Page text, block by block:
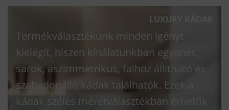
LUXURY KÁDAK
Termékválasztékunk minden igényt
kielégít, hiszen kínálatunkban egyenes,
sarok, aszimmetrikus, falhoz állítható és
szabadonálló kádak találhatók. Ezek a
kádak széles méretválasztékban érhetők